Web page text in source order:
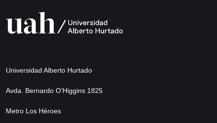
Universidad Alberto Hurtado
Avda. Bernardo O’Higgins 1825
Metro Los Héroes